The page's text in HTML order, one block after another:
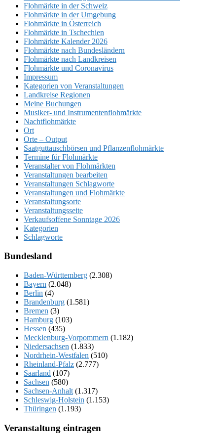
Flohmärkte in der Schweiz
Flohmärkte in der Umgebung
Flohmärkte in Österreich
Flohmärkte in Tschechien
Flohmärkte Kalender 2026
Flohmärkte nach Bundesländern
Flohmärkte nach Landkreisen
Flohmärkte und Coronavirus
Impressum
Kategorien von Veranstaltungen
Landkreise Regionen
Meine Buchungen
Musiker- und Instrumentenflohmärkte
Nachtflohmärkte
Ort
Orte – Output
Saatguttauschbörsen und Pflanzenflohmärkte
Termine für Flohmärkte
Veranstalter von Flohmärkten
Veranstaltungen bearbeiten
Veranstaltungen Schlagworte
Veranstaltungen und Flohmärkte
Veranstaltungsorte
Veranstaltungsseite
Verkaufsoffene Sonntage 2026
Kategorien
Schlagworte
Bundesland
Baden-Württemberg (2.308)
Bayern (2.048)
Berlin (4)
Brandenburg (1.581)
Bremen (3)
Hamburg (103)
Hessen (435)
Mecklenburg-Vorpommern (1.182)
Niedersachsen (1.833)
Nordrhein-Westfalen (510)
Rheinland-Pfalz (2.777)
Saarland (107)
Sachsen (580)
Sachsen-Anhalt (1.317)
Schleswig-Holstein (1.153)
Thüringen (1.193)
Veranstaltung eintragen